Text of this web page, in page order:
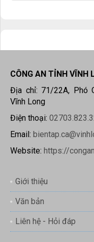
CÔNG AN TỈNH VĨNH
Địa chỉ: 71/22A, Phó
Vĩnh Long
Điện thoại:
Email:
Website: https://
Giới thiệu
Văn bản
Liên hệ - Hỏi đáp